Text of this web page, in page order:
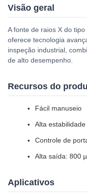
Visão geral
A fonte de raios X do
oferece tecnologia
inspeção industrial,
de alto desempenho.
Recursos do
Fácil manuseio
Alta estabilidade
Controle de
Alta saída: 800
Aplicativos